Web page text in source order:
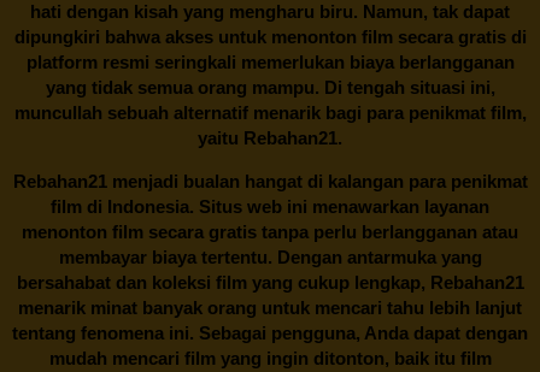
hati dengan kisah yang mengharu biru. Namun, tak dapat
dipungkiri bahwa akses untuk menonton film secara gratis di
platform resmi seringkali memerlukan biaya berlangganan
yang tidak semua orang mampu. Di tengah situasi ini,
muncullah sebuah alternatif menarik bagi para penikmat film,
yaitu Rebahan21.
Rebahan21menjadi bualan hangat di kalangan para penikmat
film di Indonesia. Situs web ini menawarkan layanan
menonton film secara gratis tanpa perlu berlangganan atau
membayar biaya tertentu. Dengan antarmuka yang
bersahabat dan koleksi film yang cukup lengkap, Rebahan21
menarik minat banyak orang untuk mencari tahu lebih lanjut
tentang fenomena ini. Sebagai pengguna, Anda dapat dengan
mudah mencari film yang ingin ditonton, baik itu film